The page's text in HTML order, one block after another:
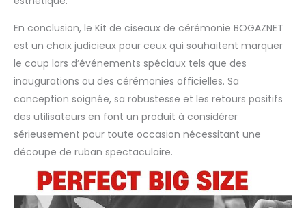
ciseaux pour la
cérémonie de découpe
du ruban et le ruban
d'ouverture est un
élément important de
la cérémonie. Couper le
ruban rouge sera une
partie réussie de votre
événement important,
faisant de l'ouverture
un point fort pour les
personnes présentes.
Le kit de cérémonie de
En conclusion, le Kit de ciseaux de cérémonie BOGAZNET
est un choix judicieux pour ceux qui souhaitent marquer
le coup lors d’événements spéciaux tels que des
inaugurations ou des cérémonies officielles. Sa
conception soignée, sa robustesse et les retours positifs
des utilisateurs en font un produit à considérer
sérieusement pour toute occasion nécessitant une
découpe de ruban spectaculaire.